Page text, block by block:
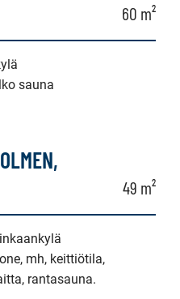
60 m²
sauna
49 m²
mh, keittiötila,
rantasauna.